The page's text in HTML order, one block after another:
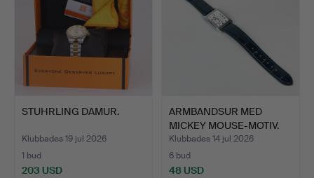
STUHRLING DAMUR.
Klubbades 19 jul 2026
1 bud
203 USD
ARMBANDSUR MED
MICKEY MOUSE-MOTIV.
Klubbades 14 jul 2026
6 bud
48 USD